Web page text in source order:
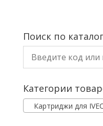
Поиск по
Категории
Картриджи для